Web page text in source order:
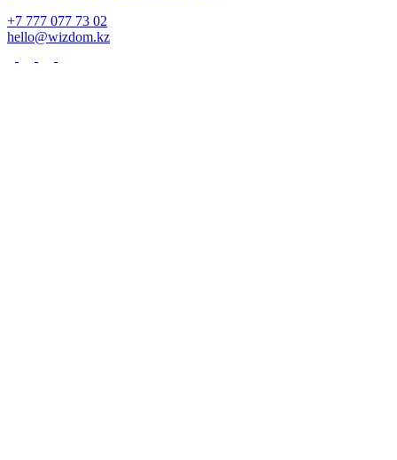
+7 777 077 73 02
hello@wizdom.kz